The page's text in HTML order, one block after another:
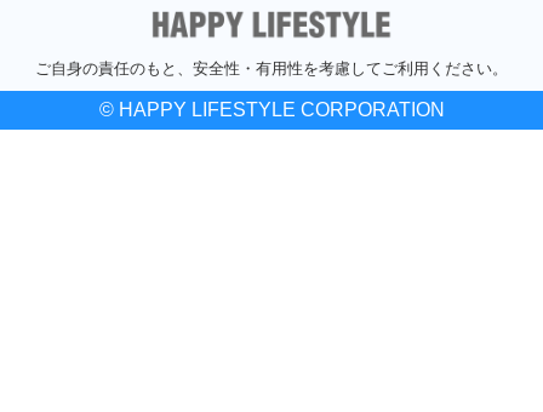
ご自身の責任のもと、安全性・有用性を考慮してご利用ください。
© HAPPY LIFESTYLE CORPORATION